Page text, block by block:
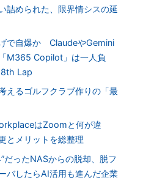
詰められた、限界情シスの延
で自爆か ClaudeやGemini
M365 Copilot」は一人負
Lap
えるゴルフクラブ作りの「最
はZoomと何が違
とメリットを総整理
だったNASからの脱却、脱フ
バしたらAI活用も進んだ企業